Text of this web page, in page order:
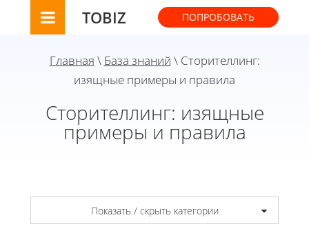
TOBIZ ПОПРОБОВАТЬ
Главная \ База знаний \ Сторителлинг:
изящные примеры и правила
Сторителлинг: изящные
примеры и правила
Показать / скрыть категории